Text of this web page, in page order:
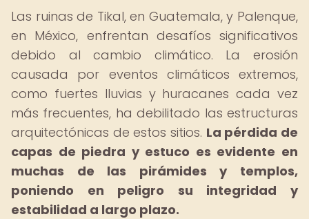
Las ruinas de Tikal, en Guatemala, y Palenque,
en México, enfrentan desafíos significativos
debido al cambio climático. La erosión
causada por eventos climáticos extremos,
como fuertes lluvias y huracanes cada vez
más frecuentes, ha debilitado las estructuras
arquitectónicas de estos sitios. La pérdida de
capas de piedra y estuco es evidente en
muchas de las pirámides y templos,
poniendo en peligro su integridad y
estabilidad a largo plazo.